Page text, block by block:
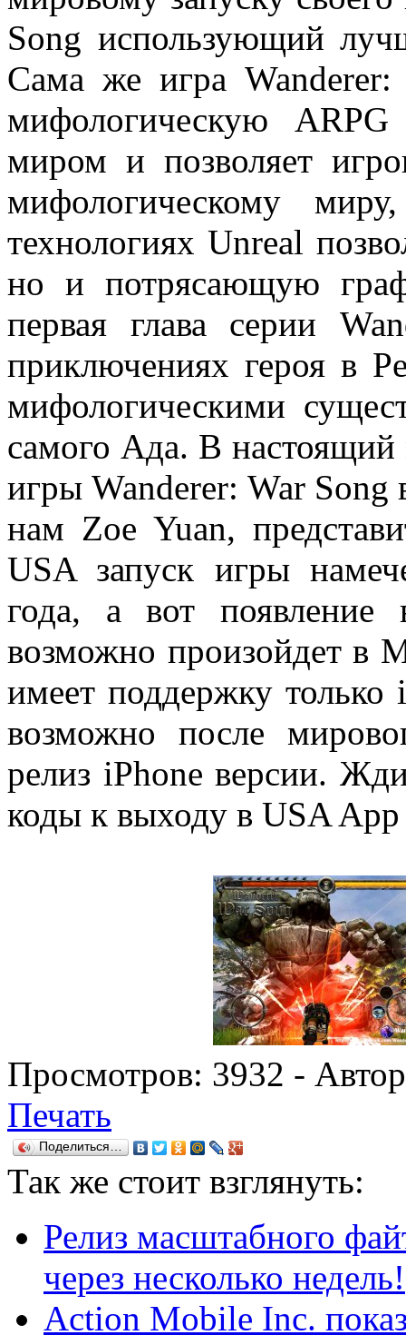
Song использующий
Сама же игра Wanderer:
мифологическую
миром и позволяет
мифологическому
технологиях Unreal
но и потрясающую
первая глава серии
приключениях героя в
мифологическими
самого Ада. В настоящий
игры Wanderer: War
нам Zoe Yuan,
USA запуск игры
года, а вот
возможно произойдет в
имеет поддержку только
возможно после
релиз iPhone версии.
коды к выходу в USA App
Просмотров: 3932 -
Печать
Поделиться…
Так же стоит взглянуть:
Релиз масштабного
через несколько недель!
Action Mobile Inc.